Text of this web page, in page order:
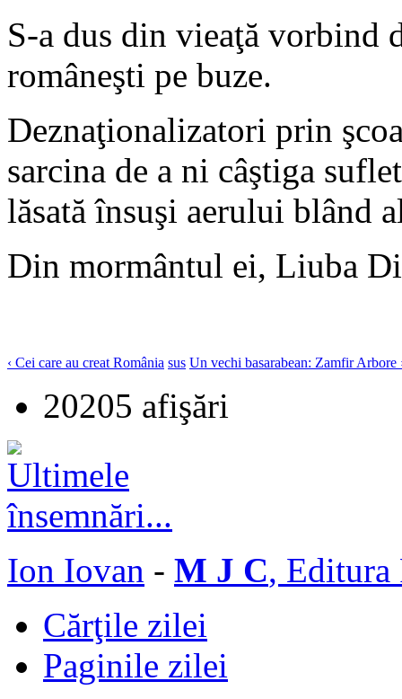
S-a dus din vieaţă vorbind
româneşti pe buze.
Deznaţionalizatori prin
sarcina de a ni câştiga
lăsată însuşi aerului blând
Din mormântul ei, Liuba
‹ Cei care au creat România sus Un vechi basarabean: Zamfir Arbore
20205 afişări
Ion Iovan - M J C, Editura
Cărţile zilei
Paginile zilei